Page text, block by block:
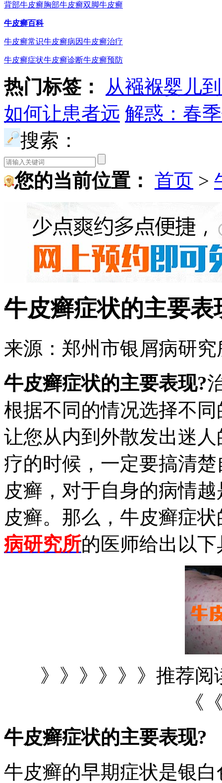
背部牛皮癣胸部牛皮癣双脚牛皮癣
牛皮癣百科
牛皮癣常识牛皮癣病因牛皮癣治疗
牛皮癣症状牛皮癣诊断牛皮癣预防
热门标签：
从襁褓婴儿
如何让患者远 解惑：春
搜索：
您的当前位置： 首页 >
牛皮癣症状的主要表
来源：郑州市银屑病研
牛皮癣症状的主要表现?
根据不同的情况选择不
让您从内到外散发出迷
疗的时候，一定要搞清
皮癣，对于自身的病情
皮癣。那么，牛皮癣症
病研究所的医师给出以
》》》》》》推荐阅
《
牛皮癣症状的主要表现?
牛皮癣的早期症状是银